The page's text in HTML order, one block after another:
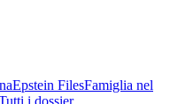
Epstein FilesFamiglia nel
i dossier